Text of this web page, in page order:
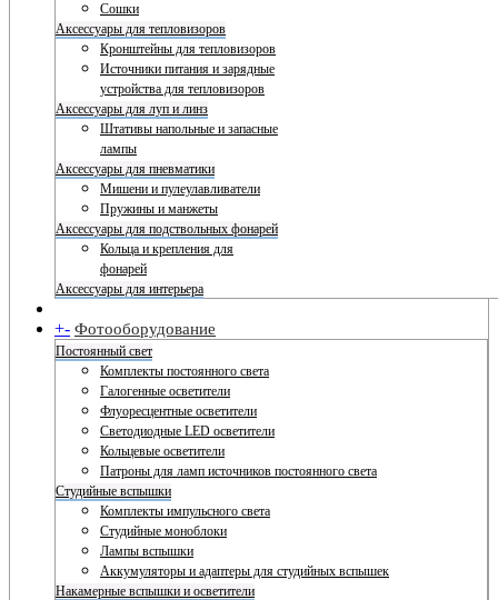
Сошки
Аксессуары для тепловизоров
Кронштейны для тепловизоров
Источники питания и зарядные
устройства для тепловизоров
Аксессуары для луп и линз
Штативы напольные и запасные
лампы
Аксессуары для пневматики
Мишени и пулеулавливатели
Пружины и манжеты
Аксессуары для подствольных фонарей
Кольца и крепления для
фонарей
Аксессуары для интерьера
+- Фотооборудование
Постоянный свет
Комплекты постоянного света
Галогенные осветители
Флуоресцентные осветители
Светодиодные LED осветители
Кольцевые осветители
Патроны для ламп источников постоянного света
Студийные вспышки
Комплекты импульсного света
Студийные моноблоки
Лампы вспышки
Аккумуляторы и адаптеры для студийных вспышек
Накамерные вспышки и осветители